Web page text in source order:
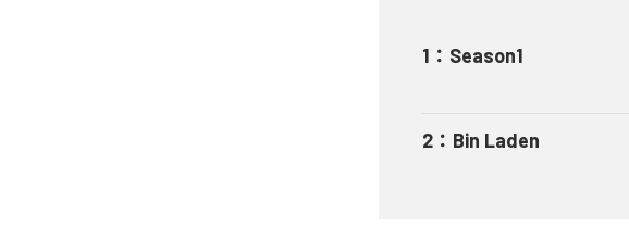
1 ： Season1
2 ： Bin Laden